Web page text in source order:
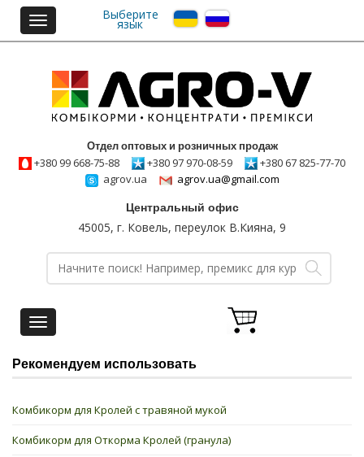
Toggle
navigation
Выберите
язык
Отдел оптовых и розничных продаж
+380 99 668-75-88
+380 97 970-08-59
+380 67 825-77-70
agrov.ua
agrov.ua@gmail.com
Центральный офис
45005, г. Ковель, переулок В.Кияна, 9
Toggle
navigation
Рекомендуем использовать
Комбикорм для Кролей с травяной мукой
Комбикорм для Откорма Кролей (гранула)